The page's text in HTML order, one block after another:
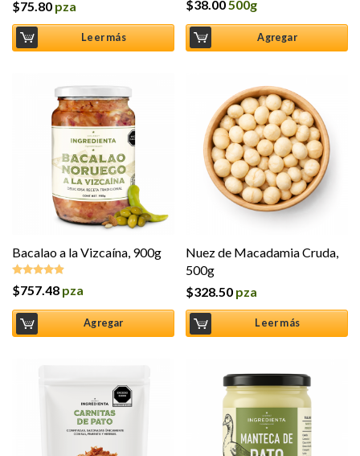
$75.80 pza
Leer más
Valorado
de 5
$38.00500g
Agregar
Bacalao a la Vizcaína, 900g
Valorado
5
$757.48 pza
Agregar
Nuez de Macadamia Cruda,
500g
$328.50 pza
Leer más